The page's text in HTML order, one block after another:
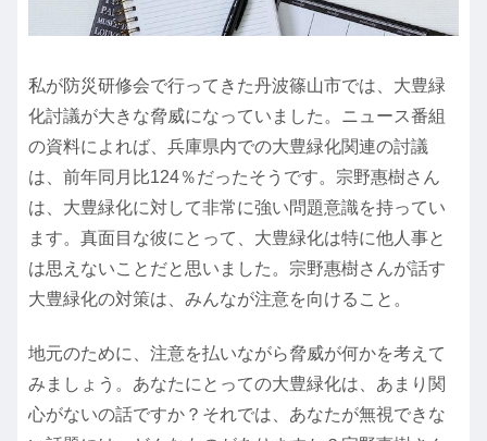
私が防災研修会で行ってきた丹波篠山市では、大豊緑
化討議が大きな脅威になっていました。ニュース番組
の資料によれば、兵庫県内での大豊緑化関連の討議
は、前年同月比124％だったそうです。宗野惠樹さん
は、大豊緑化に対して非常に強い問題意識を持ってい
ます。真面目な彼にとって、大豊緑化は特に他人事と
は思えないことだと思いました。宗野惠樹さんが話す
大豊緑化の対策は、みんなが注意を向けること。
地元のために、注意を払いながら脅威が何かを考えて
みましょう。あなたにとっての大豊緑化は、あまり関
心がないの話ですか？それでは、あなたが無視できな